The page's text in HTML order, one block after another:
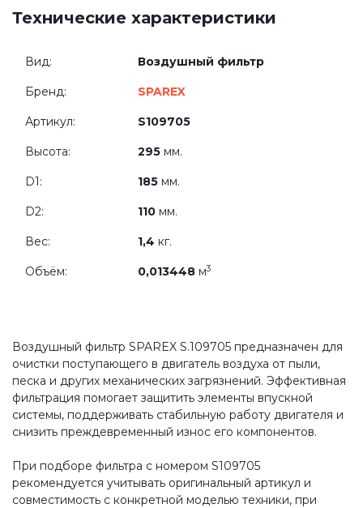
Технические характеристики
Вид: Воздушный фильтр
Бренд: SPAREX
Артикул: S109705
Высота: 295 мм.
D1: 185 мм.
D2: 110 мм.
Вес: 1,4 кг.
Объём: 0,013448 м3
Воздушный фильтр SPAREX S.109705 предназначен для
очистки поступающего в двигатель воздуха от пыли,
песка и других механических загрязнений. Эффективная
фильтрация помогает защитить элементы впускной
системы, поддерживать стабильную работу двигателя и
снизить преждевременный износ его компонентов.
При подборе фильтра с номером S109705
рекомендуется учитывать оригинальный артикул и
совместимость с конкретной моделью техники, при